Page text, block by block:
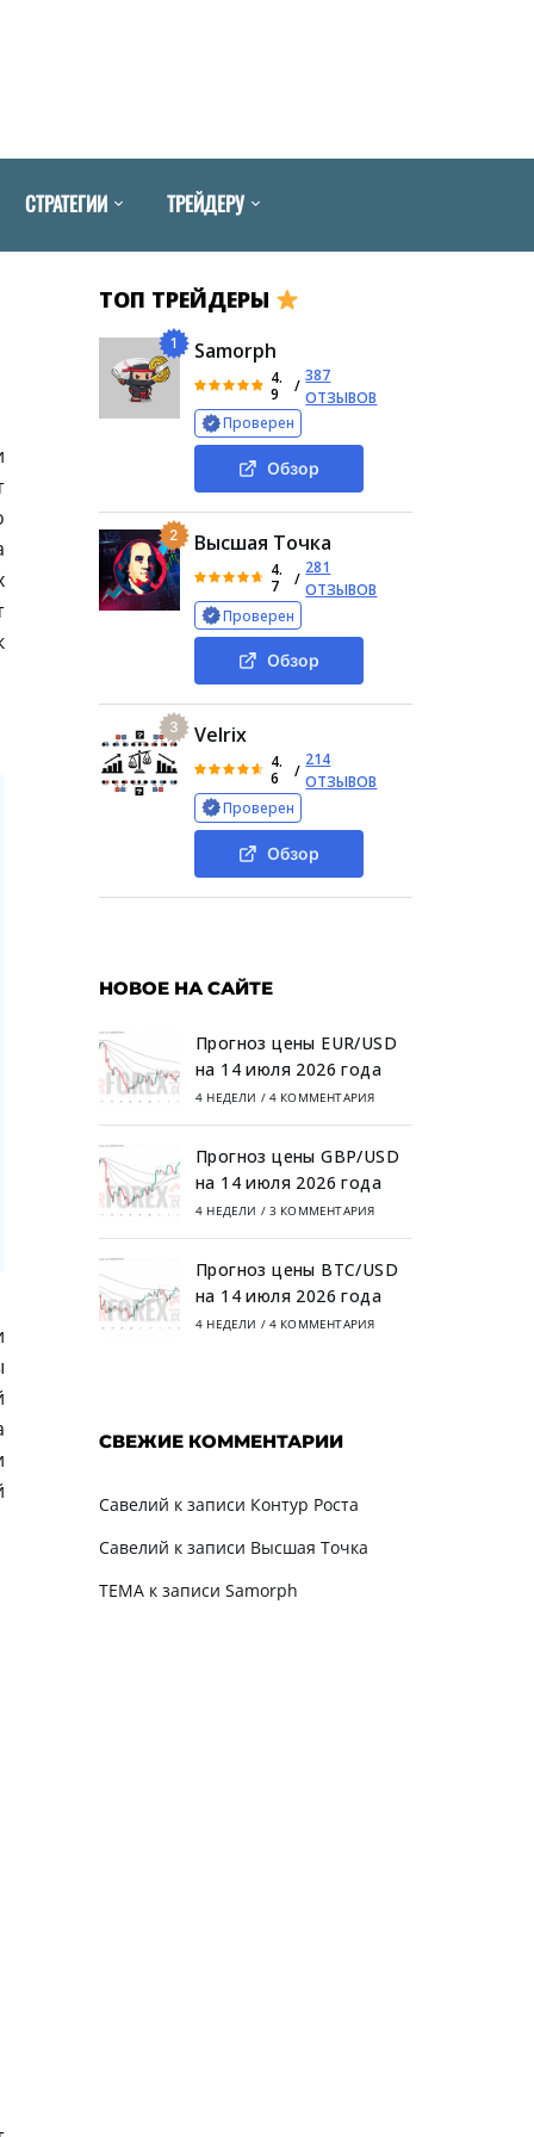
СТРАТЕГИИ ТРЕЙДЕРУ
ТОП ТРЕЙДЕРЫ
1 Samorph
4.
9
/
387
ОТЗЫВОВ
Проверен
Обзор
2 Высшая Точка
4.
7
/
281
ОТЗЫВОВ
Проверен
Обзор
3 Velrix
4.
6
/
214
ОТЗЫВОВ
Проверен
Обзор
НОВОЕ НА САЙТЕ
Прогноз цены EUR/USD
на 14 июля 2026 года
4 НЕДЕЛИ / 4 КОММЕНТАРИЯ
Прогноз цены GBP/USD
на 14 июля 2026 года
4 НЕДЕЛИ / 3 КОММЕНТАРИЯ
Прогноз цены BTC/USD
на 14 июля 2026 года
4 НЕДЕЛИ / 4 КОММЕНТАРИЯ
СВЕЖИЕ КОММЕНТАРИИ
Савелий к записи Контур Роста
Савелий к записи Высшая Точка
TEMAк записи Samorph